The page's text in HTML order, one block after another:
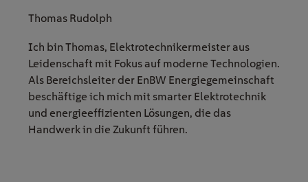
Thomas Rudolph
Ich bin Thomas, Elektrotechnikermeister aus
Leidenschaft mit Fokus auf moderne Technologien.
Als Bereichsleiter der EnBW Energiegemeinschaft
beschäftige ich mich mit smarter Elektrotechnik
und energieeffizienten Lösungen, die das
Handwerk in die Zukunft führen.